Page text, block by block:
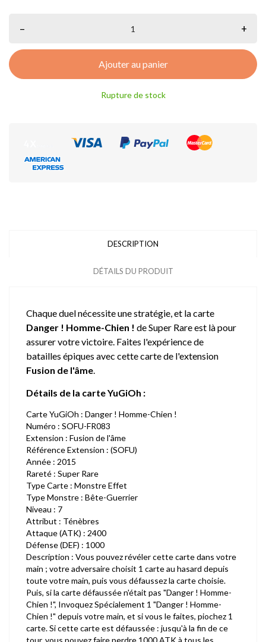
– +
Ajouter au panier
Rupture de stock
DESCRIPTION
DÉTAILS DU PRODUIT
Chaque duel nécessite une stratégie, et la carte
Danger ! Homme-Chien ! de Super Rare est là pour
assurer votre victoire. Faites l'expérience de
batailles épiques avec cette carte de l'extension
Fusion de l'âme.
Détails de la carte YuGiOh :
Carte YuGiOh : Danger ! Homme-Chien !
Numéro : SOFU-FR083
Extension : Fusion de l'âme
Référence Extension : (SOFU)
Année : 2015
Rareté : Super Rare
Type Carte : Monstre Effet
Type Monstre : Bête-Guerrier
Niveau : 7
Attribut : Ténèbres
Attaque (ATK) : 2400
Défense (DEF) : 1000
Description : Vous pouvez révéler cette carte dans votre
main ; votre adversaire choisit 1 carte au hasard depuis
toute votre main, puis vous défaussez la carte choisie.
Puis, si la carte défaussée n'était pas "Danger ! Homme-
Chien !", Invoquez Spécialement 1 "Danger ! Homme-
Chien !" depuis votre main, et si vous le faites, piochez 1
carte. Si cette carte est défaussée : jusqu'à la fin de ce
tour, vous pouvez faire perdre 1000 ATK à tous les